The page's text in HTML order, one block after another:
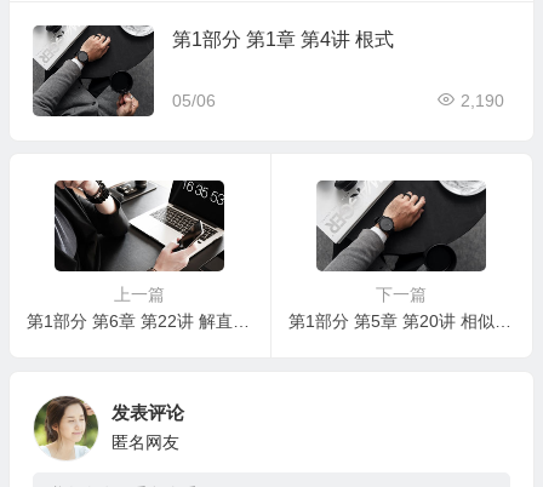
第1部分 第1章 第4讲 根式
05/06 2,190
上一篇
下一篇
发表评论
匿名网友